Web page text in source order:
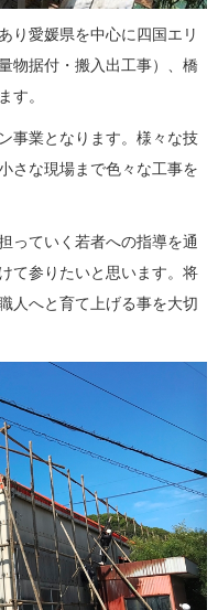
り愛媛県を中心に四国エリ
物据付・搬入出工事）、橋
す。
事業となります。様々な技
さな現場まで色々な工事を
っていく若者への指導を通
て参りたいと思います。将
人へと育て上げる事を大切